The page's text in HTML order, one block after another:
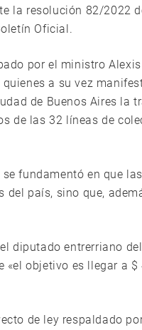
la resolución 82/2022
Oficial.
por el ministro
a su vez
de Buenos Aires la
de las 32 líneas de
fundamentó en que
del país, sino que,
diputado entrerriano
objetivo es llegar a
de ley respaldado